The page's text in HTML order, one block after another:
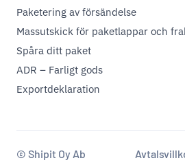
Paketering av försändelse
Massutskick för paketlappar och
Spåra ditt paket
ADR – Farligt gods
Exportdeklaration
© Shipit Oy Ab